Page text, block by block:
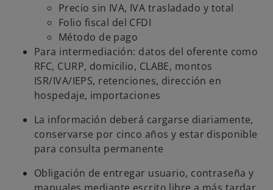
Precio sin IVA, IVA trasladado y total
Folio fiscal del CFDI
Método de pago
Para intermediación: datos del oferente como
RFC, CURP, domicilio, CLABE, montos
ISR/IVA/IEPS, retenciones, dirección en
hospedaje, importaciones
La información deberá cargarse diariamente,
conservarse por cinco años y estar disponible
para consulta permanente
Obligación de entregar usuario, contraseña y